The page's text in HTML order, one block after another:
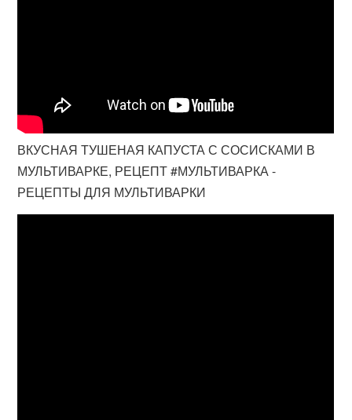
ВКУСНАЯ ТУШЕНАЯ КАПУСТА С СОСИСКАМИ В
МУЛЬТИВАРКЕ, РЕЦЕПТ #МУЛЬТИВАРКА -
РЕЦЕПТЫ ДЛЯ МУЛЬТИВАРКИ